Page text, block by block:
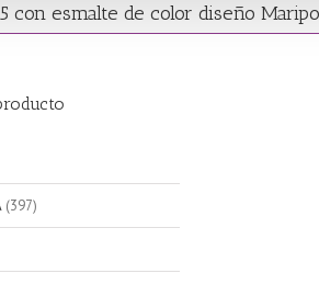
con esmalte de color diseño
(397)